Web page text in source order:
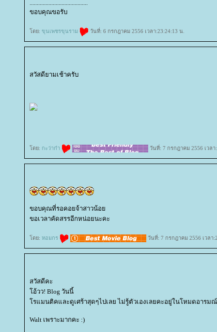
ขอบคุณขอรับ
ดย: ขุนเพชรขุนราม วันที่: 6 กรกฎาคม 2556 เวลา:23:24:13 น.
สวัสดียามเช้าครับ
ดย: กะว่าก๋า วันที่: 7 กรกฎาคม 2556 เวลา
ขอบคุณที่รอคอยจ้าสาวน้อ
ขอเวลาคัดสรรอีกหน่อยนะคะ
ดย: หอมกร วันที่: 7 กรกฎาคม 2556 เวลา
สวัสดีคะ
อ้วว! Blog วันนี้
รแมนติคและดูเศร้าสุดๆไปเลย ไม่รู้ตัวเองเลยคะอยู่ในโหมดอารม
Walt เพราะมากคะ :)